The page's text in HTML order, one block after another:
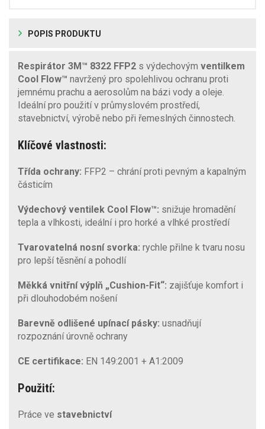
POPIS PRODUKTU
Respirátor 3M™ 8322 FFP2 s výdechovým ventilkem
Cool Flow™ navržený pro spolehlivou ochranu proti
jemnému prachu a aerosolům na bázi vody a oleje.
Ideální pro použití v průmyslovém prostředí,
stavebnictví, výrobě nebo při řemeslných činnostech.
Klíčové vlastnosti:
Třída ochrany: FFP2 – chrání proti pevným a kapalným
částicím
Výdechový ventilek Cool Flow™: snižuje hromadění
tepla a vlhkosti, ideální i pro horké a vlhké prostředí
Tvarovatelná nosní svorka: rychle přilne k tvaru nosu
pro lepší těsnění a pohodlí
Měkká vnitřní výplň „Cushion-Fit“: zajišťuje komfort i
při dlouhodobém nošení
Barevně odlišené upínací pásky: usnadňují
rozpoznání úrovně ochrany
CE certifikace: EN 149:2001 + A1:2009
Použití:
Práce ve stavebnictví